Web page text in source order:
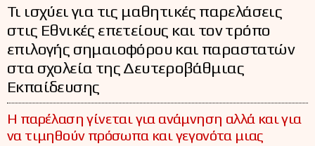
Τι ισχύει για τις μαθητικές παρελάσεις
στις Εθνικές επετείους και τον τρόπο
επιλογής σημαιοφόρου και παραστατών
στα σχολεία της Δευτεροβάθμιας
Εκπαίδευσης
Η παρέλαση γίνεται για ανάμνηση αλλά και για
να τιμηθούν πρόσωπα και γεγονότα μιας